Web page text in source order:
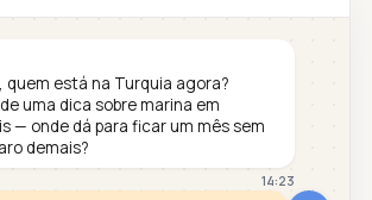
quem está na Turquia agora?
uma dica sobre marina em
— onde dá para ficar um mês sem
demais?
14:23